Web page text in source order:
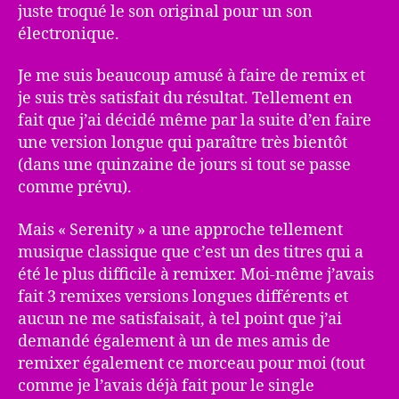
juste troqué le son original pour un son
électronique.
Je me suis beaucoup amusé à faire de remix et
je suis très satisfait du résultat. Tellement en
fait que j’ai décidé même par la suite d’en faire
une version longue qui paraître très bientôt
(dans une quinzaine de jours si tout se passe
comme prévu).
Mais « Serenity » a une approche tellement
musique classique que c’est un des titres qui a
été le plus difficile à remixer. Moi-même j’avais
fait 3 remixes versions longues différents et
aucun ne me satisfaisait, à tel point que j’ai
demandé également à un de mes amis de
remixer également ce morceau pour moi (tout
comme je l’avais déjà fait pour le single